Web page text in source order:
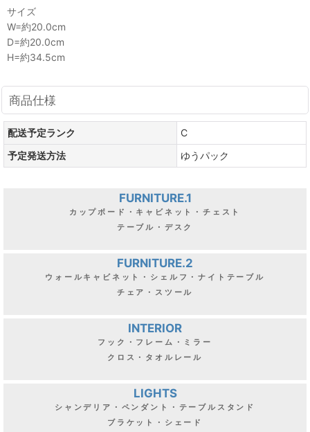
サイズ
W=約20.0cm
D=約20.0cm
H=約34.5cm
商品仕様
配送予定ランク
C
予定発送方法
ゆうパック
FURNITURE.1
カップボード・キャビネット・チェスト
テーブル・デスク
FURNITURE.2
ウォールキャビネット・シェルフ・ナイトテーブル
チェア・スツール
INTERIOR
フック・フレーム・ミラー
クロス・タオルレール
LIGHTS
シャンデリア・ペンダント・テーブルスタンド
ブラケット・シェード